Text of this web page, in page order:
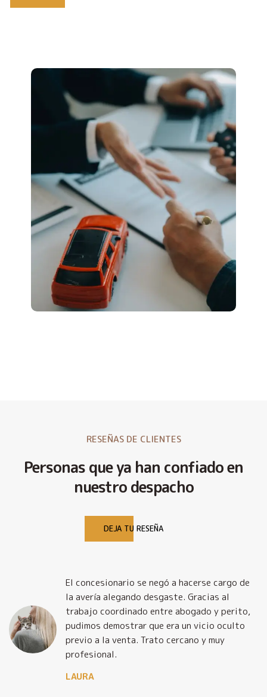
RESEÑAS DE CLIENTES
Personas que ya han confiado en
nuestro despacho
DEJA TU RESEÑA
El concesionario se negó a hacerse cargo de
la avería alegando desgaste. Gracias al
trabajo coordinado entre abogado y perito,
pudimos demostrar que era un vicio oculto
previo a la venta. Trato cercano y muy
profesional.
LAURA